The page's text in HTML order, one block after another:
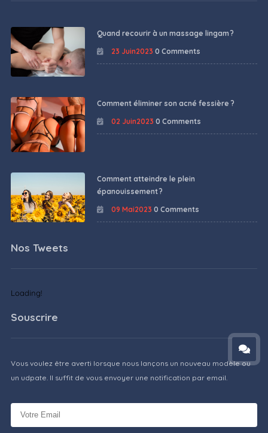
Quand recourir à un massage lingam ?
23 Juin2023 0 Comments
Comment éliminer son acné fessière ?
02 Juin2023 0 Comments
Comment atteindre le plein
épanouissement ?
09 Mai2023 0 Comments
Nos Tweets
Loading!
Souscrire
Vous voulez être averti lorsque nous lançons un nouveau modèle ou
un udpate. Il suffit de vous envoyer une notification par email.